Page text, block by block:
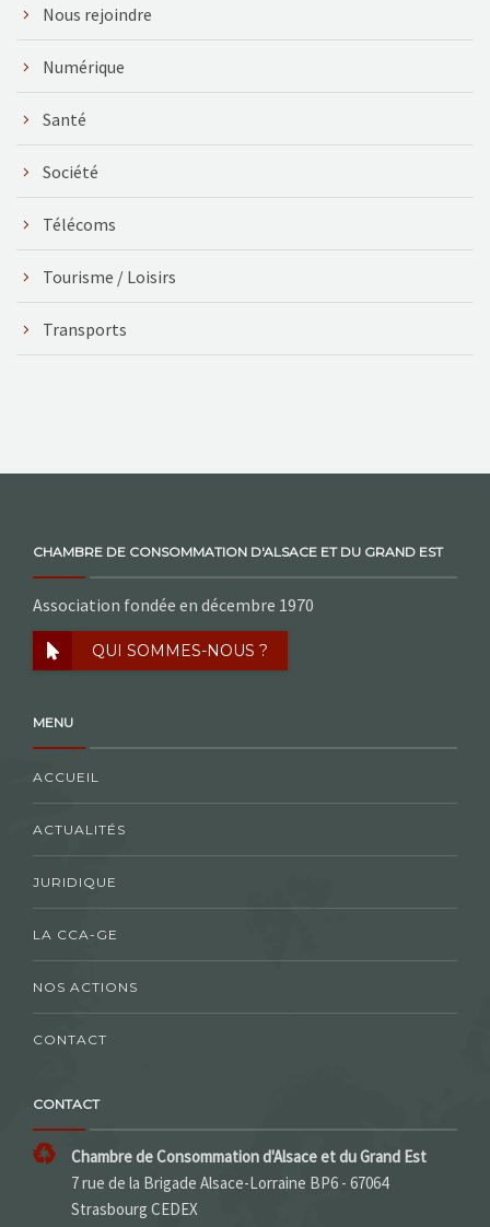
Nous rejoindre
Numérique
Santé
Société
Télécoms
Tourisme / Loisirs
Transports
CHAMBRE DE CONSOMMATION D'ALSACE ET DU GRAND EST
Association fondée en décembre 1970
QUI SOMMES-NOUS ?
MENU
ACCUEIL
ACTUALITÉS
JURIDIQUE
LA CCA-GE
NOS ACTIONS
CONTACT
CONTACT
Chambre de Consommation d'Alsace et du Grand Est
7 rue de la Brigade Alsace-Lorraine BP6 - 67064
Strasbourg CEDEX